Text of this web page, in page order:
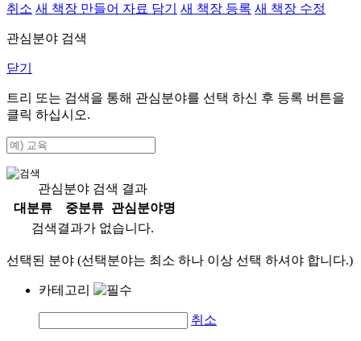
취소 새 책장 만들어 자료 담기 새 책장 등록 새 책장 수정
관심분야 검색
닫기
트리 또는 검색을 통해 관심분야를 선택 하신 후 등록 버튼을
클릭 하십시오.
관심분야 검색 결과
대분류
중분류
관심분야명
검색결과가 없습니다.
선택된 분야 (선택분야는 최소 하나 이상 선택 하셔야 합니다.)
카테고리
취소